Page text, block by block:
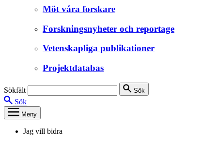
Möt våra forskare
Forskningsnyheter och reportage
Vetenskapliga publikationer
Projektdatabas
Sökfält Sök
Sök
Meny
Jag vill bidra